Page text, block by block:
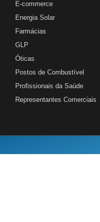
E-commerce
Energia Solar
Farmácias
GLP
Óticas
Postos de Combustível
Profissionais da Saúde
Representantes Comerciais